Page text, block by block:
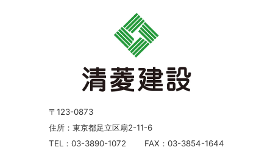
〒123-0873
住所：東京都足立区扇2-11-6
TEL：03-3890-1072
FAX：03-3854-1644